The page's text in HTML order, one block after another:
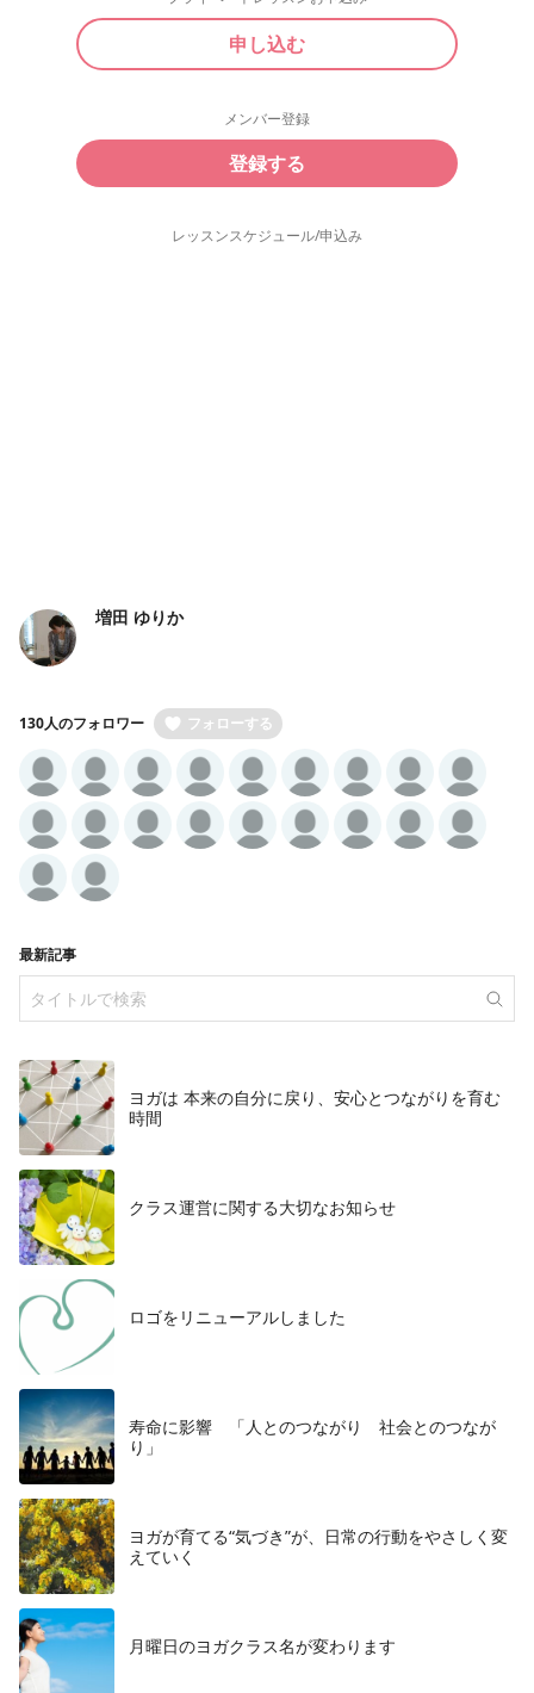
申し込む
メンバー登録
登録する
レッスンスケジュール/申込み
増田 ゆりか
130人のフォロワー フォローする
最新記事
ヨガは 本来の自分に戻り、安心とつながりを育む
時間
クラス運営に関する大切なお知らせ
ロゴをリニューアルしました
寿命に影響 「人とのつながり 社会とのつなが
り」
ヨガが育てる“気づき”が、日常の行動をやさしく変
えていく
月曜日のヨガクラス名が変わります